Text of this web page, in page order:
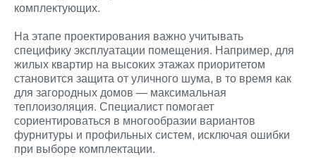
комплектующих.
На этапе проектирования важно учитывать
специфику эксплуатации помещения. Например, для
жилых квартир на высоких этажах приоритетом
становится защита от уличного шума, в то время как
для загородных домов — максимальная
теплоизоляция. Специалист помогает
сориентироваться в многообразии вариантов
фурнитуры и профильных систем, исключая ошибки
при выборе комплектации.